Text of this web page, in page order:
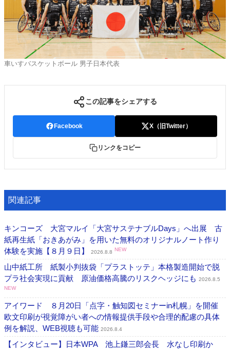
車いすバスケットボール 男子日本代表
この記事をシェアする
Facebook X（旧Twitter）
リンクをコピー
関連記事
キンコーズ 大宮マルイ「大宮サステナブルDays」へ出展 古
紙再生紙「おきあがみ」を用いた無料のオリジナルノート作り
体験を実施【８月９日】
2026.8.8 NEW
山中紙工所 紙製小判抜袋「プラストッテ」本格製造開始で脱
プラ社会実現に貢献 原油価格高騰のリスクヘッジにも 2026.8.5
NEW
アイワード ８月20日「点字・触知図セミナーin札幌」を開催
欧文印刷が視覚障がい者への情報提供手段や合理的配慮の具体
例を解説、WEB視聴も可能 2026.8.4
【インタビュー】日本WPA 池上鎌三郎会長 水なし印刷か